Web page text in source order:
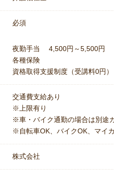
必須
夜勤手当 4,500円～5,500円
各種保険
資格取得支援制度（受講料0円）
交通費支給あり
※上限有り
※車・バイク通勤の場合は別途
※自転車OK、バイクOK、マイ
株式会社